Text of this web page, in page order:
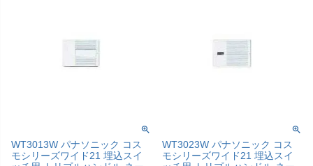
WT3013W パナソニック コス
モシリーズワイド21 埋込スイ
WT3023W パナソニック コス
モシリーズワイド21 埋込スイ